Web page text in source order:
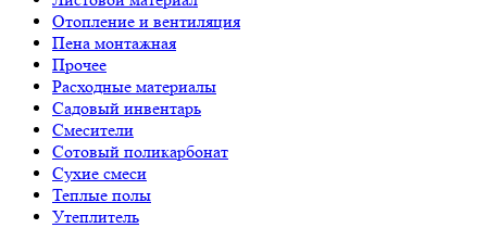
Отопление и вентиляция
Пена монтажная
Прочее
Расходные материалы
Садовый инвентарь
Смесители
Сотовый поликарбонат
Сухие смеси
Теплые полы
Утеплитель